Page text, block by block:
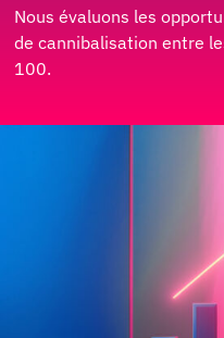
Nous évaluons les
de cannibalisation entre
100.